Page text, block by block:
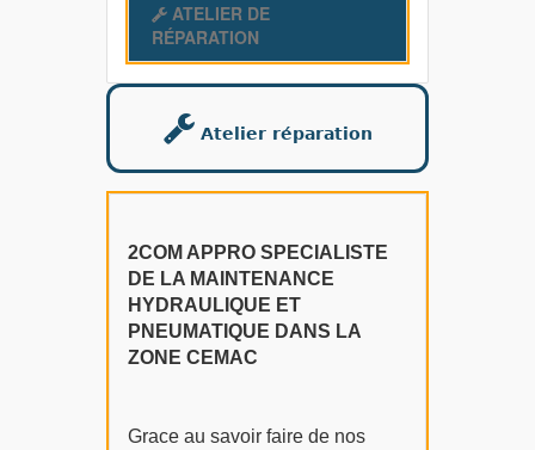
ATELIER DE
RÉPARATION
Atelier réparation
2COM APPRO SPECIALISTE
DE LA MAINTENANCE
HYDRAULIQUE ET
PNEUMATIQUE DANS LA
ZONE CEMAC
Grace au savoir faire de nos